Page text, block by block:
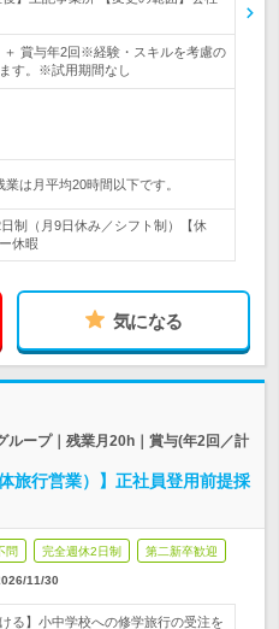
＋ 賞与年2回※経験・スキルを考慮の
す。※試用期間なし
は月平均20時間以下です。
制（月9日休み／シフト制）【休
休暇
気になる
ループ｜残業月20h｜賞与(年2回／計
旅行営業）】正社員登用前提採
問 完全週休2日制 第二新卒歓迎
11/30
る】小中学校への修学旅行の受注を